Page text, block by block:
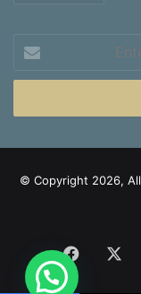
your
Email
© Copyright 2026,